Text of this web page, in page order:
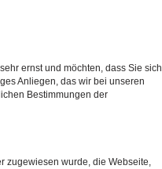
ernst und möchten, dass Sie sich
Anliegen, das wir bei unseren
Bestimmungen der
zugewiesen wurde, die Webseite,